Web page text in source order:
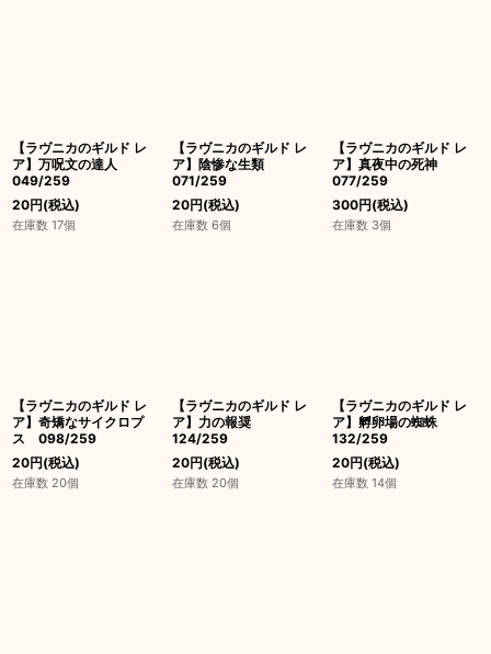
【ラヴニカのギルド レ
ア】万呪文の達人
049/259
20円(税込)
在庫数 17個
【ラヴニカのギルド レ
ア】陰惨な生類
071/259
20円(税込)
在庫数 6個
【ラヴニカのギルド レ
ア】真夜中の死神
077/259
300円(税込)
在庫数 3個
【ラヴニカのギルド レ
ア】奇矯なサイクロプ
ス 098/259
20円(税込)
在庫数 20個
【ラヴニカのギルド レ
ア】力の報奨
124/259
20円(税込)
在庫数 20個
【ラヴニカのギルド レ
ア】孵卵場の蜘蛛
132/259
20円(税込)
在庫数 14個